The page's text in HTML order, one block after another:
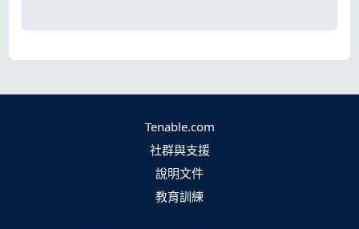
Tenable.com
社群與支援
說明文件
教育訓練